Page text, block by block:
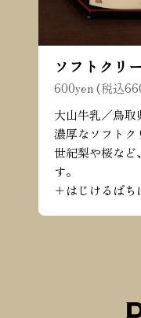
ソフトクリ
600yen (税込
大山牛乳／鳥取
濃厚なソフトク
世紀梨や桜など
す。
＋はじけるぱ